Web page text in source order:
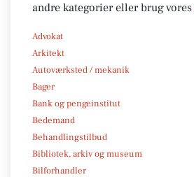
andre kategorier eller brug vores
Advokat
Arkitekt
Autoværksted / mekanik
Bager
Bank og pengeinstitut
Bedemand
Behandlingstilbud
Bibliotek, arkiv og museum
Bilforhandler